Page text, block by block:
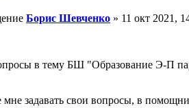
Борис Шевченко » 11 окт 2021,
в тему БШ "Образование Э-П
задавать свои вопросы, в